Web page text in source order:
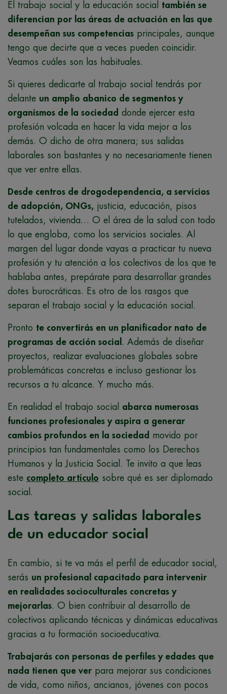
El trabajo social y la educación social también se
diferencian por las áreas de actuación en las que
desempeñan sus competencias principales, aunque
tengo que decirte que a veces pueden coincidir.
Veamos cuáles son las habituales.
Si quieres dedicarte al trabajo social tendrás por
delante un amplio abanico de segmentos y
organismos de la sociedad donde ejercer esta
profesión volcada en hacer la vida mejor a los
demás. O dicho de otra manera; sus salidas
laborales son bastantes y no necesariamente tienen
que ver entre ellas.
Desde centros de drogodependencia, a servicios
de adopción, ONGs, justicia, educación, pisos
tutelados, vivienda… O el área de la salud con todo
lo que engloba, como los servicios sociales. Al
margen del lugar donde vayas a practicar tu nueva
profesión y tu atención a los colectivos de los que te
hablaba antes, prepárate para desarrollar grandes
dotes burocráticas. Es otro de los rasgos que
separan el trabajo social y la educación social.
Pronto te convertirás en un planificador nato de
programas de acción social . Además de diseñar
proyectos, realizar evaluaciones globales sobre
problemáticas concretas e incluso gestionar los
recursos a tu alcance. Y mucho más.
En realidad el trabajo social abarca numerosas
funciones profesionales y aspira a generar
cambios profundos en la sociedad movido por
principios tan fundamentales como los Derechos
Humanos y la Justicia Social. Te invito a que leas
este completo artículo sobre qué es ser diplomado
social.
Las tareas y salidas laborales
de un educador social
En cambio, si te va más el perfil de educador social,
serás un profesional capacitado para intervenir
en realidades socioculturales concretas y
mejorarlas. O bien contribuir al desarrollo de
colectivos aplicando técnicas y dinámicas educativas
gracias a tu formación socioeducativa.
Trabajarás con personas de perfiles y edades que
nada tienen que ver para mejorar sus condiciones
de vida, como niños, ancianos, jóvenes con pocos